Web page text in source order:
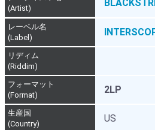
(Artist)
レーベル名
(Label)
リディム
(Riddim)
フォーマット
(Format)
2LP
生産国
(Country)
US